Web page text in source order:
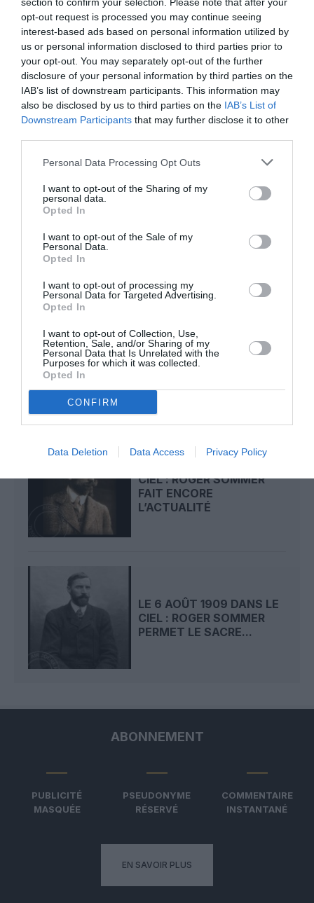
opt-out request is processed you may continue seeing
interest-based ads based on personal information utilized by
us or personal information disclosed to third parties prior to
your opt-out. You may separately opt-out of the further
disclosure of your personal information by third parties on the
IAB’s list of downstream participants. This information may
also be disclosed by us to third parties on the IAB’s List of
Downstream Participants that may further disclose it to other
Personal Data Processing Opt Outs
I want to opt-out of the Sharing of my
personal data.
Opted In
I want to opt-out of the Sale of my
Personal Data.
Opted In
I want to opt-out of processing my
Personal Data for Targeted Advertising.
Opted In
I want to opt-out of Collection, Use,
Retention, Sale, and/or Sharing of my
Personal Data that Is Unrelated with the
Purposes for which it was collected.
Opted In
CONFIRM
Data Deletion Data Access Privacy Policy
strider_ona commenté l'article :
Fiabilité du COMAC C919 : des anomalies signalées
dans un document attribué à China Southern Airlines
de Boeing 777-9 déjà construits
LE 8 AOÛT 1908 DANS LE
CIEL : UNE
DÉMONSTRATION
CIEL : ROGER SOMMER
FAIT ENCORE
L’ACTUALITÉ
LE 6 AOÛT 1909 DANS LE
CIEL : ROGER SOMMER
PERMET LE SACRE...
ABONNEMENT
PUBLICITÉ
MASQUÉE
PSEUDONYME
RÉSERVÉ
COMMENTAIRE
INSTANTANÉ
EN SAVOIR PLUS